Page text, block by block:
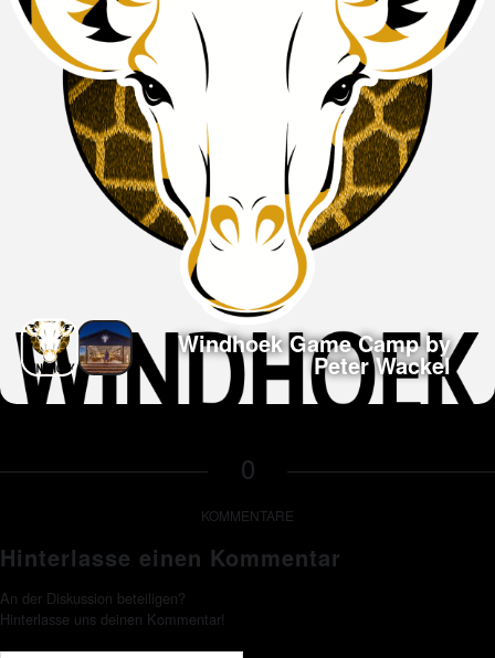
Windhoek Game Camp by
Peter Wackel
0
KOMMENTARE
Hinterlasse einen Kommentar
An der Diskussion beteiligen?
Hinterlasse uns deinen Kommentar!